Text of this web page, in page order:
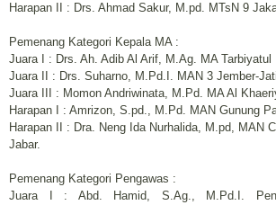
Harapan II : Drs. Ahmad Sakur, M.pd. MTsN 9
Pemenang Kategori Kepala MA :
Juara I : Drs. Ah. Adib Al Arif, M.Ag. MA
Juara II : Drs. Suharno, M.Pd.I. MAN 3 Jember-
Juara III : Momon Andriwinata, M.Pd. MA Al
Harapan I : Amrizon, S.pd., M.Pd. MAN Gunung
Harapan II : Dra. Neng Ida Nurhalida, M.pd, MAN
Jabar.
Pemenang Kategori Pengawas :
Juara I : Abd. Hamid, S.Ag., M.Pd.I.